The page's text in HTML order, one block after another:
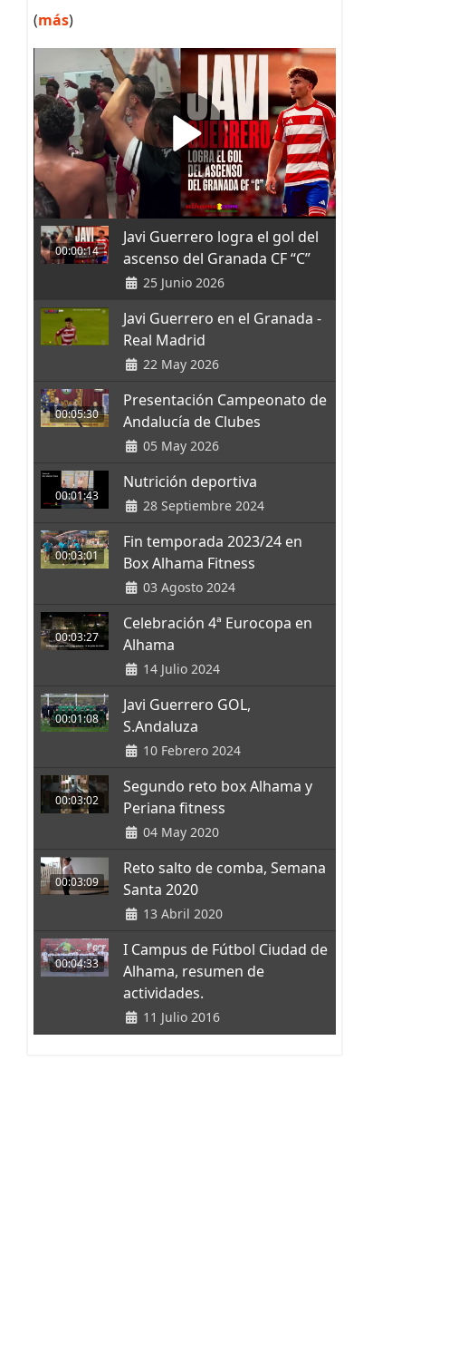
(más)
00:00:14
Javi Guerrero logra el gol del
ascenso del Granada CF “C”
25 Junio 2026
Javi Guerrero en el Granada -
Real Madrid
22 May 2026
00:05:30
Presentación Campeonato de
Andalucía de Clubes
05 May 2026
00:01:43
Nutrición deportiva
28 Septiembre 2024
00:03:01
Fin temporada 2023/24 en
Box Alhama Fitness
03 Agosto 2024
00:03:27
Celebración 4ª Eurocopa en
Alhama
14 Julio 2024
00:01:08
Javi Guerrero GOL,
S.Andaluza
10 Febrero 2024
00:03:02
Segundo reto box Alhama y
Periana fitness
04 May 2020
00:03:09
Reto salto de comba, Semana
Santa 2020
13 Abril 2020
00:04:33
I Campus de Fútbol Ciudad de
Alhama, resumen de
actividades.
11 Julio 2016